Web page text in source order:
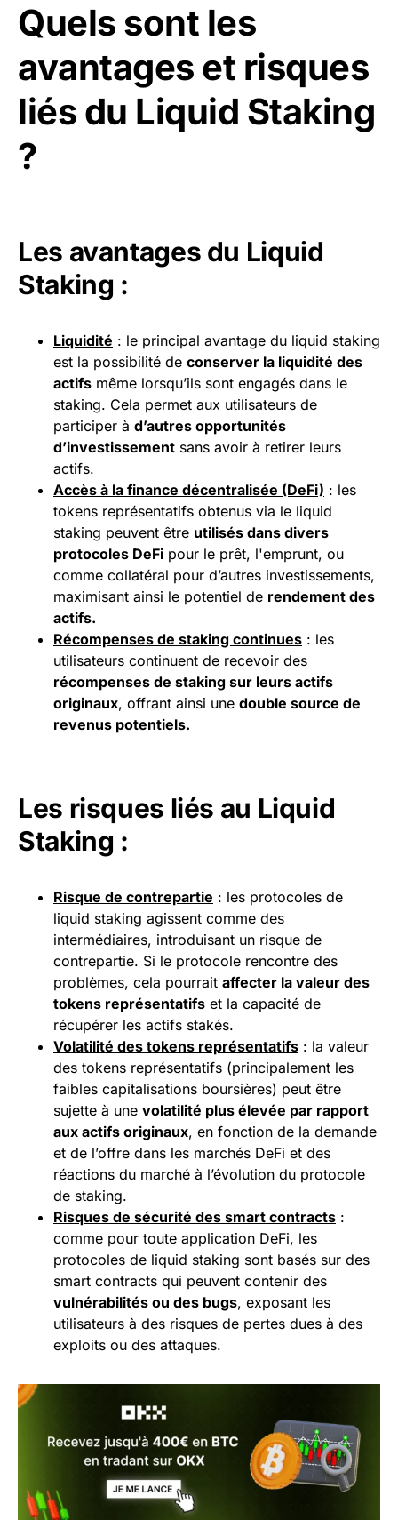
Quels sont les
avantages et risques
liés du Liquid Staking
?
Les avantages du Liquid
Staking :
Liquidité : le principal avantage du liquid staking
est la possibilité de conserver la liquidité des
actifs même lorsqu’ils sont engagés dans le
staking. Cela permet aux utilisateurs de
participer à d’autres opportunités
d’investissement sans avoir à retirer leurs
actifs.
Accès à la finance décentralisée (DeFi) : les
tokens représentatifs obtenus via le liquid
staking peuvent être utilisés dans divers
protocoles DeFi pour le prêt, l'emprunt, ou
comme collatéral pour d’autres investissements,
maximisant ainsi le potentiel de rendement des
actifs.
Récompenses de staking continues : les
utilisateurs continuent de recevoir des
récompenses de staking sur leurs actifs
originaux, offrant ainsi une double source de
revenus potentiels.
Les risques liés au Liquid
Staking :
Risque de contrepartie : les protocoles de
liquid staking agissent comme des
intermédiaires, introduisant un risque de
contrepartie. Si le protocole rencontre des
problèmes, cela pourrait affecter la valeur des
tokens représentatifs et la capacité de
récupérer les actifs stakés.
Volatilité des tokens représentatifs : la valeur
des tokens représentatifs (principalement les
faibles capitalisations boursières) peut être
sujette à une volatilité plus élevée par rapport
aux actifs originaux, en fonction de la demande
et de l’offre dans les marchés DeFi et des
réactions du marché à l’évolution du protocole
de staking.
Risques de sécurité des smart contracts :
comme pour toute application DeFi, les
protocoles de liquid staking sont basés sur des
smart contracts qui peuvent contenir des
vulnérabilités ou des bugs, exposant les
utilisateurs à des risques de pertes dues à des
exploits ou des attaques.